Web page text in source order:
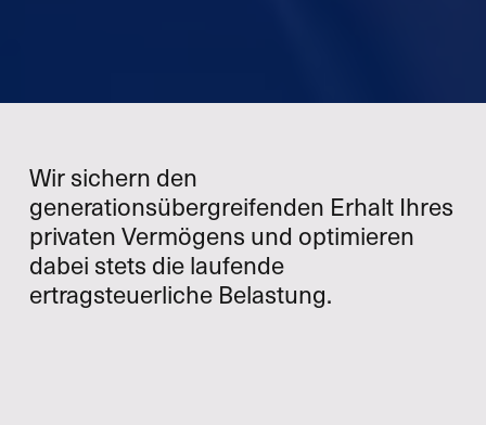
Wir sichern den
generationsübergreifenden Erhalt Ihres
privaten Vermögens und optimieren
dabei stets die laufende
ertragsteuerliche Belastung.